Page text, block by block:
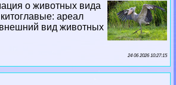
о животных вида
ареал
вид животных
24 06 2026 10:27:15